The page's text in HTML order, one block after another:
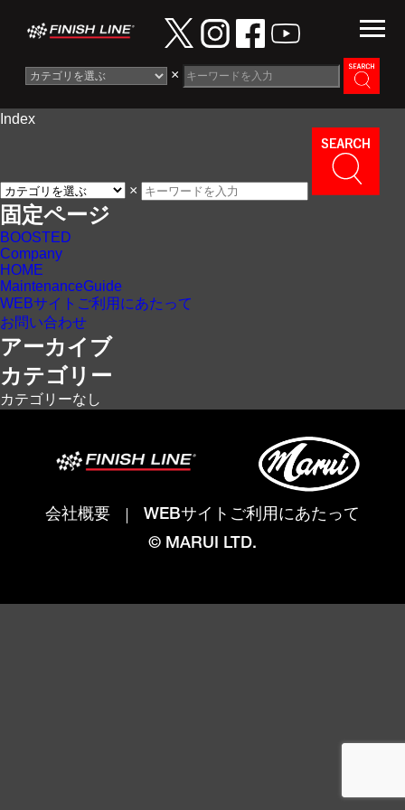
×
Information
Maintenance Guide
Contact
Index
×
固定ページ
BOOSTED
Company
HOME
MaintenanceGuide
WEBサイトご利用にあたって
お問い合わせ
アーカイブ
カテゴリー
カテゴリーなし
会社概要
WEBサイトご利用にあたって
© MARUI LTD.